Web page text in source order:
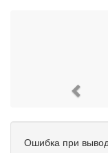
Ошибка при